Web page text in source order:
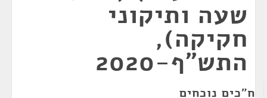
שעה ותיקוני
חקיקה),
התש"ף-2020
ח"כים נוכחים